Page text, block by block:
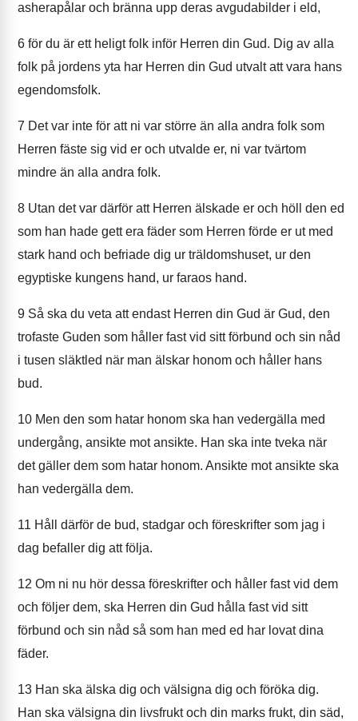
asherapålar och bränna upp deras avgudabilder i eld,
6 för du är ett heligt folk inför Herren din Gud. Dig av alla
folk på jordens yta har Herren din Gud utvalt att vara hans
egendomsfolk.
7 Det var inte för att ni var större än alla andra folk som
Herren fäste sig vid er och utvalde er, ni var tvärtom
mindre än alla andra folk.
8 Utan det var därför att Herren älskade er och höll den ed
som han hade gett era fäder som Herren förde er ut med
stark hand och befriade dig ur träldomshuset, ur den
egyptiske kungens hand, ur faraos hand.
9 Så ska du veta att endast Herren din Gud är Gud, den
trofaste Guden som håller fast vid sitt förbund och sin nåd
i tusen släktled när man älskar honom och håller hans
bud.
10 Men den som hatar honom ska han vedergälla med
undergång, ansikte mot ansikte. Han ska inte tveka när
det gäller dem som hatar honom. Ansikte mot ansikte ska
han vedergälla dem.
11 Håll därför de bud, stadgar och föreskrifter som jag i
dag befaller dig att följa.
12 Om ni nu hör dessa föreskrifter och håller fast vid dem
och följer dem, ska Herren din Gud hålla fast vid sitt
förbund och sin nåd så som han med ed har lovat dina
fäder.
13 Han ska älska dig och välsigna dig och föröka dig.
Han ska välsigna din livsfrukt och din marks frukt, din säd,